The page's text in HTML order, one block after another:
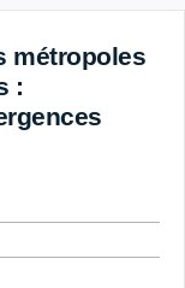
à la barre
métropoles
: